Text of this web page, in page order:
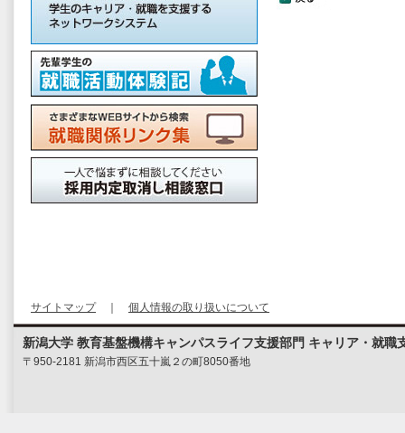
サイトマップ｜ 個人情報の取り扱いについて
新潟大学 教育基盤機構キャンパスライフ支援部門 キャリア・就職
〒950-2181 新潟市西区五十嵐２の町8050番地